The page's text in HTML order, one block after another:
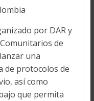
por DAR y
de
una
de protocolos de
así como
que permita